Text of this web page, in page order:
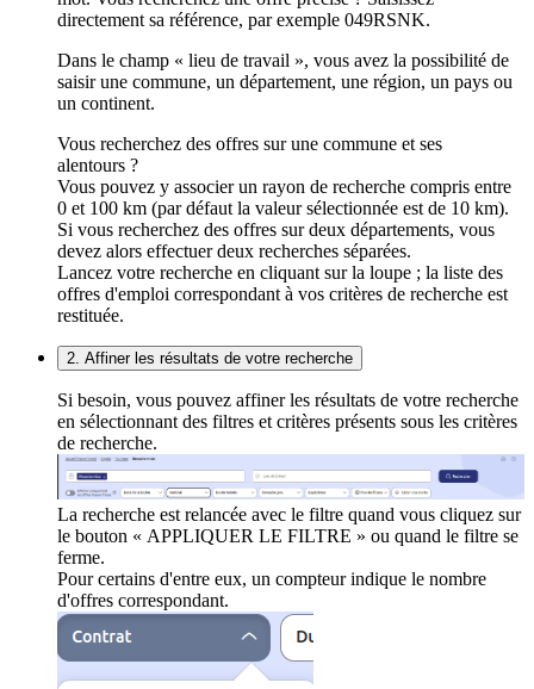
directement sa référence, par exemple 049RSNK.
Dans le champ « lieu de travail », vous avez la possibilité de
saisir une commune, un département, une région, un pays ou
un continent.
Vous recherchez des offres sur une commune et ses
alentours ?
Vous pouvez y associer un rayon de recherche compris entre
0 et 100 km (par défaut la valeur sélectionnée est de 10 km).
Si vous recherchez des offres sur deux départements, vous
devez alors effectuer deux recherches séparées.
Lancez votre recherche en cliquant sur la loupe ; la liste des
offres d'emploi correspondant à vos critères de recherche est
restituée.
2. Affiner les résultats de votre recherche
Si besoin, vous pouvez affiner les résultats de votre recherche
en sélectionnant des filtres et critères présents sous les critères
de recherche.
La recherche est relancée avec le filtre quand vous cliquez sur
le bouton « APPLIQUER LE FILTRE » ou quand le filtre se
ferme.
Pour certains d'entre eux, un compteur indique le nombre
d'offres correspondant.